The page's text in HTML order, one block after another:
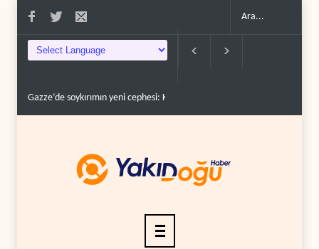
Gazze’de soykırımın yeni cephesi: Kamyonlar ve sürüc�..